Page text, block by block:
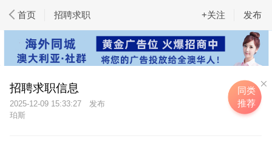
首页 招聘求职 发布
+关注
招聘求职信息
2025-12-09 15:33:27
珀斯
同类
推荐